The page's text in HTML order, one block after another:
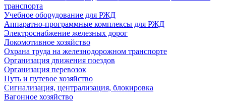
транспорта
Учебное оборудование для РЖД
Аппаратно-программные комплексы для РЖД
Электроснабжение железных дорог
Локомотивное хозяйство
Охрана труда на железнодорожном транспорте
Организация движения поездов
Организация перевозок
Путь и путевое хозяйство
Сигнализация, централизация, блокировка
Вагонное хозяйство